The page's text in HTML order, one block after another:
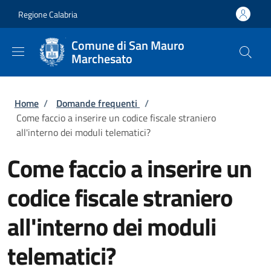
Regione Calabria
Comune di San Mauro
Marchesato
Briciole di pane
Home / Domande frequenti /
Come faccio a inserire un codice fiscale straniero
all'interno dei moduli telematici?
Come faccio a inserire un
codice fiscale straniero
all'interno dei moduli
telematici?